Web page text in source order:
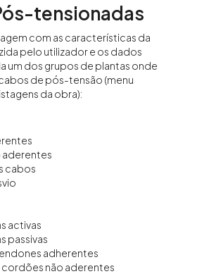
tensionadas
com as características da
pelo utilizador e os dados
um dos grupos de plantas onde
de pós-tensão (menu
da obra):
aderentes
cabos
activas
passivas
adherentes
cordões não aderentes